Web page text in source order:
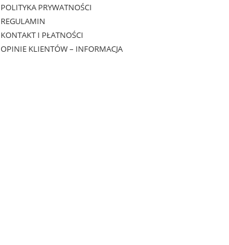
POLITYKA PRYWATNOŚCI
REGULAMIN
KONTAKT I PŁATNOŚCI
OPINIE KLIENTÓW – INFORMACJA